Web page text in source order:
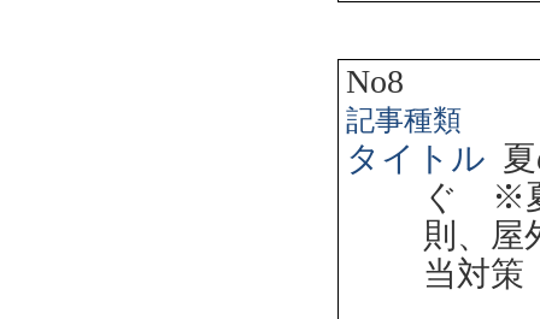
No8
記事種類
タイトル
ぐ ※
則、屋
当対策